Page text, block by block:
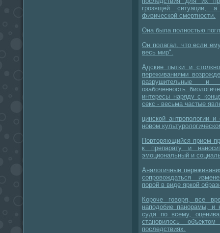
грозящей ситуации,
физической смертности.
Она была полностью
Он полагал, что если
весь мир".
Адские пытки и
переживаниями
разрушительные и
озабоченность
интересы наряду с
секс - весьма частые
цинской антропологии
новом
Повторяющийся прием
к препарату и
эмоциональный и
Аналогичные
сопровождаться
порой в виде яркой
Короче говоря, все
наподобие панорамы, и
судя по всему,
становилось
последствиях.